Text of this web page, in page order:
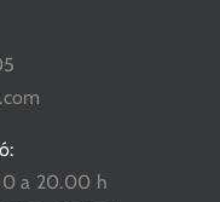
a 20.00 h